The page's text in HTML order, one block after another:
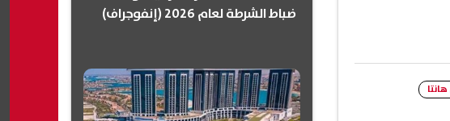
ضباط الشرطة لعام 2026 (إنفوجراف)